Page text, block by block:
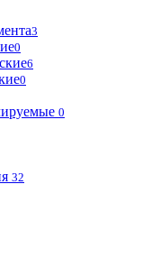
3
0
6
0
0
32